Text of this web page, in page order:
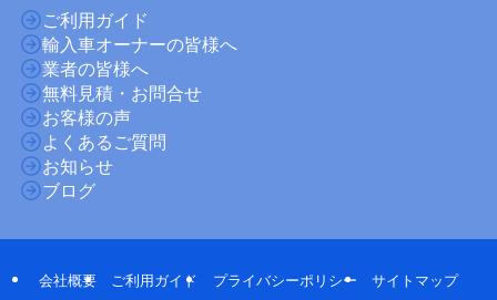
ご利用ガイド
輸入車オーナーの皆様へ
業者の皆様へ
無料見積・お問合せ
お客様の声
よくあるご質問
お知らせ
ブログ
会社概要 ご利用ガイド プライバシーポリシー サイトマップ